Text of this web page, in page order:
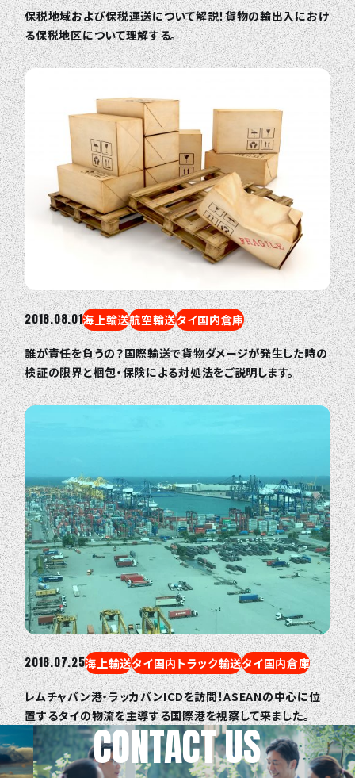
保税地域および保税運送について解説！貨物の輸出入におけ
る保税地区について理解する。
2018.08.01海上輸送航空輸送タイ国内倉庫
誰が責任を負うの？国際輸送で貨物ダメージが発生した時の
検証の限界と梱包・保険による対処法をご説明します。
2018.07.25海上輸送タイ国内トラック輸送タイ国内倉庫
レムチャバン港・ラッカバンICDを訪問！ASEANの中心に位
置するタイの物流を主導する国際港を視察して来ました。
CONTACT US